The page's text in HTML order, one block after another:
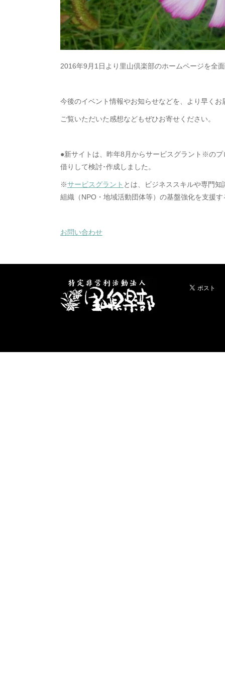
2016年9月1日より里山倶楽部のホームページを全
今後のイベント情報やお知らせなどを、より早く
ご覧いただいた感想などもぜひお寄せください。
●新サイトは、昨年8月からサービスグラント※の
借りして検討･作成しました。
※サービスグラント とは、ビジネススキルや専門
組織（NPO・地域活動団体等）の基盤強化を支援
お問い合わせ